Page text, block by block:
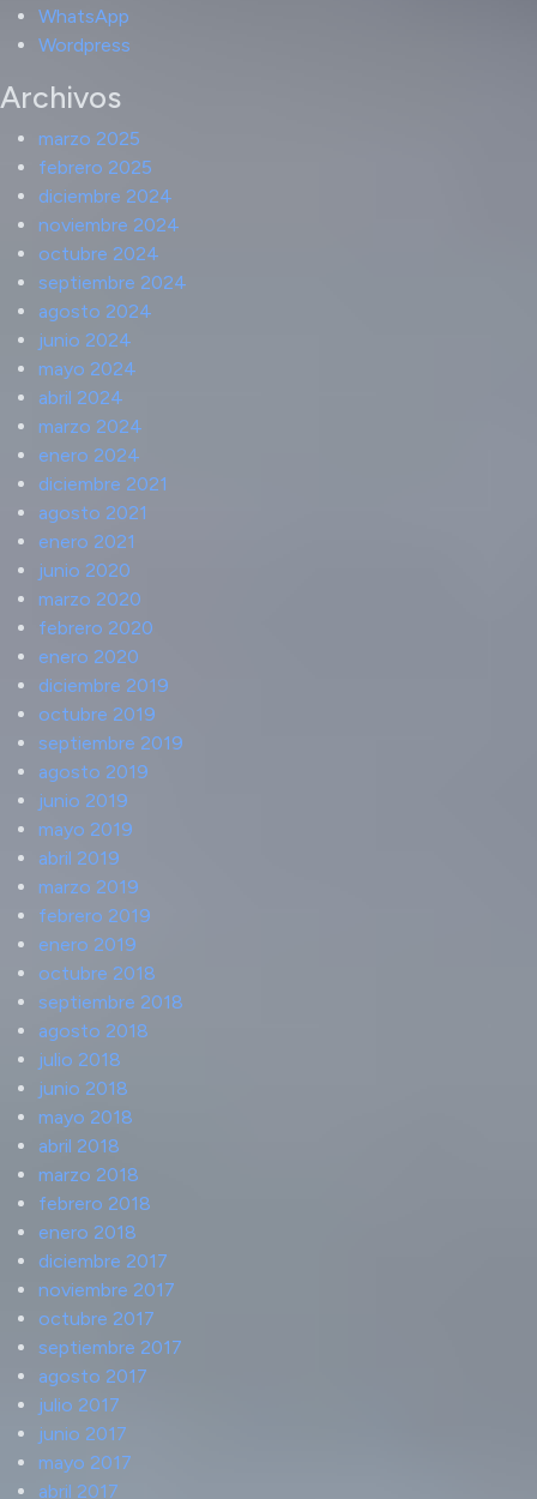
WhatsApp
Wordpress
Archivos
marzo 2025
febrero 2025
diciembre 2024
noviembre 2024
octubre 2024
septiembre 2024
agosto 2024
junio 2024
mayo 2024
abril 2024
marzo 2024
enero 2024
diciembre 2021
agosto 2021
enero 2021
junio 2020
marzo 2020
febrero 2020
enero 2020
diciembre 2019
octubre 2019
septiembre 2019
agosto 2019
junio 2019
mayo 2019
abril 2019
marzo 2019
febrero 2019
enero 2019
octubre 2018
septiembre 2018
agosto 2018
julio 2018
junio 2018
mayo 2018
abril 2018
marzo 2018
febrero 2018
enero 2018
diciembre 2017
noviembre 2017
octubre 2017
septiembre 2017
agosto 2017
julio 2017
junio 2017
mayo 2017
abril 2017